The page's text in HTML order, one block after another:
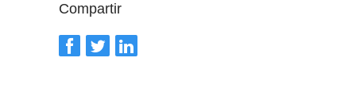
Compartir